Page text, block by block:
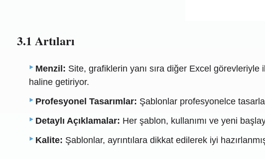
3.1 Artıları
Menzil: Site, grafiklerin yanı sıra diğer Excel
haline getiriyor.
Profesyonel Tasarımlar: Şablonlar profesyonelce
Detaylı Açıklamalar: Her şablon, kullanımı ve yeni
Kalite: Şablonlar, ayrıntılara dikkat edilerek iyi